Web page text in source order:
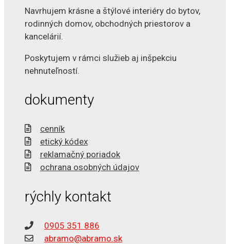
Navrhujem krásne a štýlové interiéry do bytov,
rodinných domov, obchodných priestorov a
kancelárií.
Poskytujem v rámci služieb aj inšpekciu
nehnuteľností.
dokumenty
cenník
etický kódex
reklamačný poriadok
ochrana osobných údajov
rýchly kontakt
0905 351 886
abramo@abramo.sk